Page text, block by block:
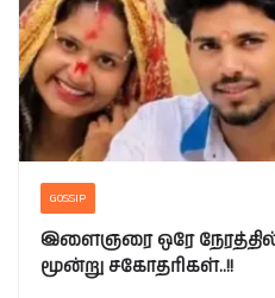
GOSSIP
இளைஞரை ஒரே
மூன்று சகோதரிகள்..!!